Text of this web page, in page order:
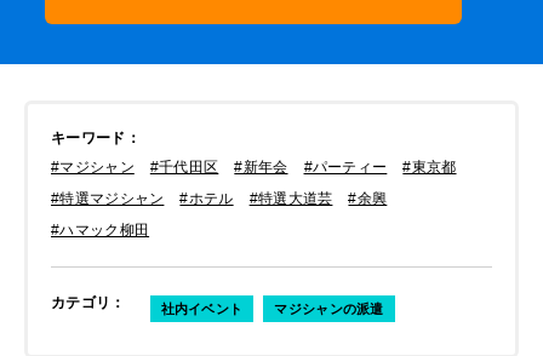
キーワード ：
#マジシャン
#千代田区 #新年会 #パーティー
#東京都
#特選マジシャン
#ホテル #特選大道芸
#余興
#ハマック柳田
カテゴリ ： 社内イベント マジシャンの派遣